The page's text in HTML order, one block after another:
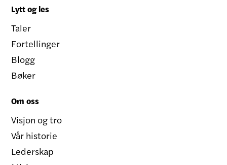
Lytt og les
Taler
Fortellinger
Blogg
Bøker
Om oss
Visjon og tro
Vår historie
Lederskap